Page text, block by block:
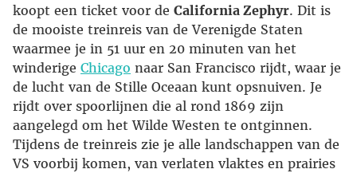
koopt een ticket voor de California Zephyr. Dit is
de mooiste treinreis van de Verenigde Staten
waarmee je in 51 uur en 20 minuten van het
winderige Chicago naar San Francisco rijdt, waar je
de lucht van de Stille Oceaan kunt opsnuiven. Je
rijdt over spoorlijnen die al rond 1869 zijn
aangelegd om het Wilde Westen te ontginnen.
Tijdens de treinreis zie je alle landschappen van de
VS voorbij komen, van verlaten vlaktes en prairies